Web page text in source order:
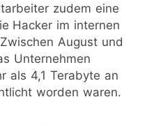
zudem eine
Hacker im internen
August und
Unternehmen
als 4,1 Terabyte an
worden waren.